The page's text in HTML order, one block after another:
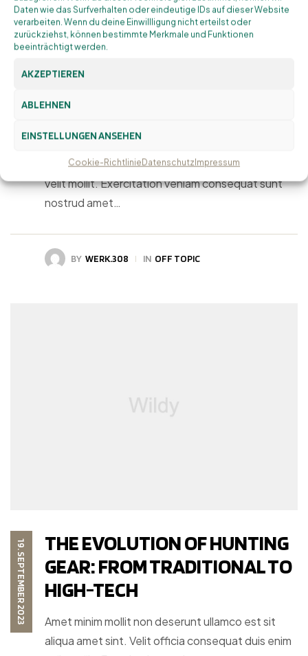
Daten wie das Surfverhalten oder eindeutige IDs auf dieser Website
verarbeiten. Wenn du deine Einwillligung nicht erteilst oder
zurückziehst, können bestimmte Merkmale und Funktionen
beeinträchtigt werden.
AKZEPTIEREN
ABLEHNEN
EINSTELLUNGEN ANSEHEN
Cookie-RichtlinieDatenschutzImpressum
19. SEPTEMBER 2023
HUNTING GEAR FOR EVERY
YOURSELF FOR SUCCESS
Amet minim mollit non deserunt ullamco est sit
aliqua amet sint. Velit officia consequat duis enim
velit mollit. Exercitation veniam consequat sunt
nostrud amet…
BY WERK.308 IN OFF TOPIC
19. SEPTEMBER 2023
THE EVOLUTION OF HUNTING
GEAR: FROM TRADITIONAL TO
HIGH-TECH
Amet minim mollit non deserunt ullamco est sit
aliqua amet sint. Velit officia consequat duis enim